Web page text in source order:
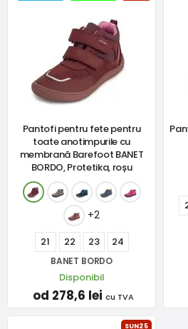
Pantofi pentru fete pentru
toate anotimpurile cu
membrană Barefoot BANET
BORDO, Protetika, roșu
+2
21 22 23 24
BANET BORDO
Disponibil
od 278,6 lei cu TVA
SUN25